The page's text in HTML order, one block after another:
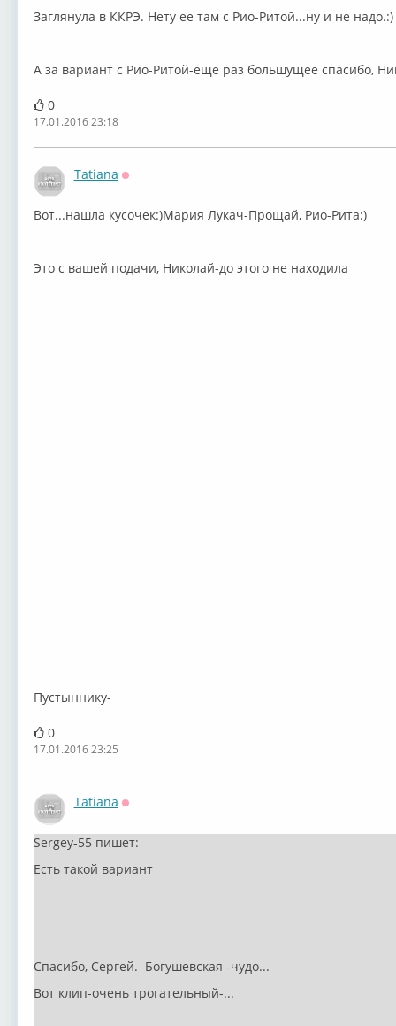
Заглянула в ККРЭ. Нету ее там с Рио-Ритой...ну и не
А за вариант с Рио-Ритой-еще раз большущее спасибо,
0
17.01.2016 23:18
Tatiana
Вот...нашла кусочек:)Мария Лукач-Прощай, Рио-Рита:)
Это с вашей подачи, Николай-до этого не находила
Пустыннику-
0
17.01.2016 23:25
Tatiana
Sergey-55 пишет:
Есть такой вариант
Спасибо, Сергей. Богушевская -чудо...
Вот клип-очень трогательный-...